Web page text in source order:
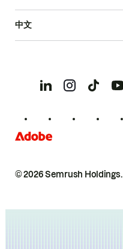
© 2026 Semrush Holdings.
中文